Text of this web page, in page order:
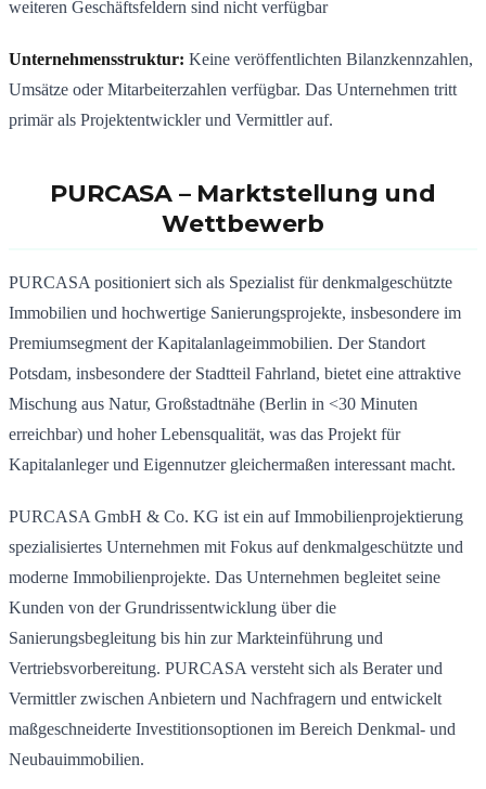
weiteren Geschäftsfeldern sind nicht verfügbar
Unternehmensstruktur: Keine veröffentlichten Bilanzkennzahlen,
Umsätze oder Mitarbeiterzahlen verfügbar. Das Unternehmen tritt
primär als Projektentwickler und Vermittler auf.
PURCASA– Marktstellung und
Wettbewerb
PURCASA positioniert sich als Spezialist für denkmalgeschützte
Immobilien und hochwertige Sanierungsprojekte, insbesondere im
Premiumsegment der Kapitalanlageimmobilien. Der Standort
Potsdam, insbesondere der Stadtteil Fahrland, bietet eine attraktive
Mischung aus Natur, Großstadtnähe (Berlin in <30 Minuten
erreichbar) und hoher Lebensqualität, was das Projekt für
Kapitalanleger und Eigennutzer gleichermaßen interessant macht.
PURCASA GmbH & Co. KG ist ein auf Immobilienprojektierung
spezialisiertes Unternehmen mit Fokus auf denkmalgeschützte und
moderne Immobilienprojekte. Das Unternehmen begleitet seine
Kunden von der Grundrissentwicklung über die
Sanierungsbegleitung bis hin zur Markteinführung und
Vertriebsvorbereitung. PURCASA versteht sich als Berater und
Vermittler zwischen Anbietern und Nachfragern und entwickelt
maßgeschneiderte Investitionsoptionen im Bereich Denkmal- und
Neubauimmobilien.